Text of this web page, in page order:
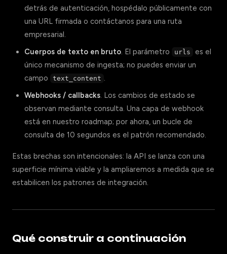
detrás de autenticación, hospédalo públicamente con
una URL firmada o contáctanos para una ruta
empresarial.
Cuerpos de texto en bruto. El parámetro urls
es el
único mecanismo de ingesta; no puedes enviar un
campo
text_content .
Webhooks / callbacks. Los cambios de estado se
observan mediante consulta. Una capa de webhook
está en nuestro roadmap; por ahora, un bucle de
consulta de 10 segundos es el patrón recomendado.
Estas brechas son intencionales: la API se lanza con una
superficie mínima viable y la ampliaremos a medida que se
estabilicen los patrones de integración.
Qué construir a continuación